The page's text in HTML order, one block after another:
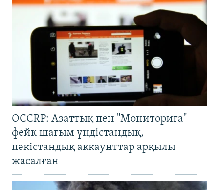
OCCRP: Азаттық пен "Мониториға"
фейк шағым үндістандық,
пәкістандық аккаунттар арқылы
жасалған